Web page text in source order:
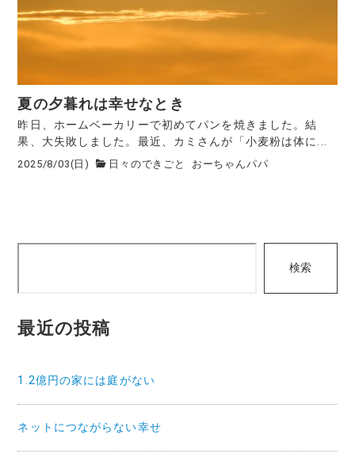
夏の夕暮れは幸せなとき
昨日、ホームベーカリーで初めてパンを焼きました。結
果、大失敗しました。最近、カミさんが「小麦粉は体に...
2025/8/03(日) 日々のできごと おーちゃんパパ
検索
最近の投稿
1.2億円の家には庭がない
ネットにつながらない幸せ